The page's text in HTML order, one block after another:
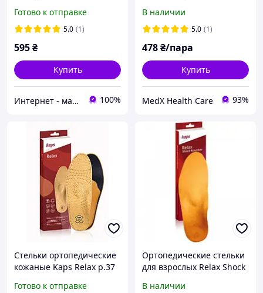
Стельки при
плоскостопии
Готово к отправке
5.0 (1)
595₴
Купить
Интернет - магазин 602 100%
В наличии
5.0 (1)
478₴/пара
Купить
MedX Health Care 93%
Стельки ортопедические
кожаные Kaps Relax р.37
Готово к отправке
Ортопедические стельки
для взрослых Relax Shock
В наличии